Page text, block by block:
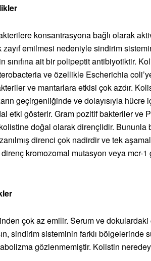
konsantrasyona bağlı olarak
zayıf emilmesi nedeniyle sindirim
sınıfına ait bir polipeptit antibiyotiktir.
ve özellikle Escherichia
ve mantarlara etkisi çok azdır.
geçirgenliğinde ve dolayısıyla hücre
etki gösterir. Gram pozitif bakteriler ve
doğal olarak dirençlidir. Bununla
direnci çok nadirdir ve tek
direnç kromozomal mutasyon veya mcr-
çok az emilir. Serum ve
sindirim sisteminin farklı bölgelerinde
gözlenmemiştir. Kolistin